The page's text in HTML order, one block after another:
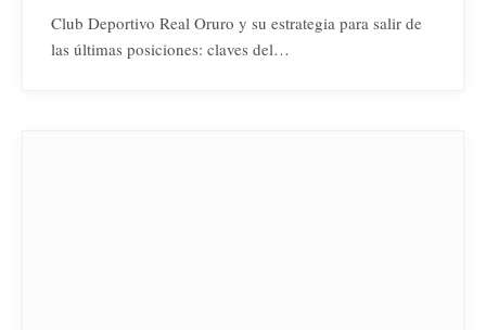
Club Deportivo Real Oruro y su estrategia para salir de
las últimas posiciones: claves del…